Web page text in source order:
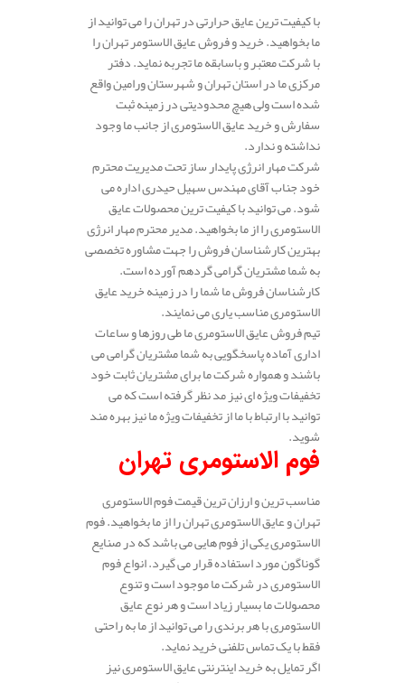
با کیفیت ترین عایق حرارتی در تهران را می توانید از
ما بخواهید. خرید و فروش عایق الاستومر تهران را
با شرکت معتبر و باسابقه ما تجربه نماید. دفتر
مرکزی ما در استان تهران و شهرستان ورامین واقع
شده است ولی هیچ محدودیتی در زمینه ثبت
سفارش و خرید عایق الاستومری از جانب ما وجود
نداشته و ندارد.
شرکت مهار انرژی پایدار ساز تحت مدیریت محترم
خود جناب آقای مهندس سهیل حیدری اداره می
شود. می توانید با کیفیت ترین محصولات عایق
الاستومری را از ما بخواهید. مدیر محترم مهار انرژی
بهترین کارشناسان فروش را جهت مشاوره تخصصی
به شما مشتریان گرامی گردهم آورده است.
کارشناسان فروش ما شما را در زمینه خرید عایق
الاستومری مناسب یاری می نمایند.
تیم فروش عایق الاستومری ما طی روزها و ساعات
اداری آماده پاسخگویی به شما مشتریان گرامی می
باشند و همواره شرکت ما برای مشتریان ثابت خود
تخفیفات ویژه ای نیز مد نظر گرفته است که می
توانید با ارتباط با ما از تخفیفات ویژه ما نیز بهره مند
شوید.
فوم الاستومری تهران
مناسب ترین و ارزان ترین قیمت فوم الاستومری
تهران و عایق الاستومری تهران را از ما بخواهید. فوم
الاستومری یکی از فوم هایی می باشد که در صنایع
گوناگون مورد استفاده قرار می گیرد. انواع فوم
الاستومری در شرکت ما موجود است و تنوع
محصولات ما بسیار زیاد است و هر نوع عایق
الاستومری با هر برندی را می توانید از ما به راحتی
فقط با یک تماس تلفنی خرید نماید.
اگر تمایل به خرید اینترنتی عایق الاستومری نیز